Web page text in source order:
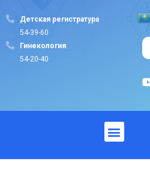
Детская регистратура
54-39-60
Гинекология
54-20-40